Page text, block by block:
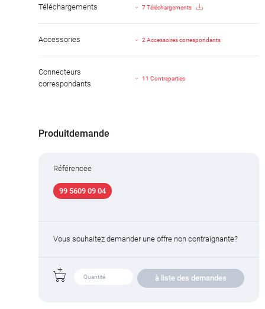
Téléchargements 7 Téléchargements
Accessories 2 Accessoires correspondants
Connecteurs
correspondants
11 Contreparties
Produitdemande
Référencee
99 5609 09 04
Vous souhaitez demander une offre non contraignante?
à liste des demandes